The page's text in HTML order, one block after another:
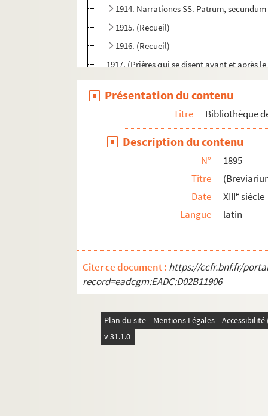
1914. Narrationes SS. Patrum,
1915. (Recueil)
1916. (Recueil)
1917. (Prières qui se disent avant et après
1918. Stella Clericorum
1919. (Recueil)
1920. Salomonis Proverbia, Sapientia et
1921. (Recueil)
1923. Expositio Beati Ieronymi in
1925. Magistri Johannis Beleth Summa
1927. Guillelmi Peraldi, Lugdunensis
1928. (Statuta ordinis Cisterciensis)
1929. (Recueil)
1931. (Recueil)
1932. S. Benedicti Regula
Présentation du contenu
Titre Bibliothèque
Description du contenu
N°
1895
Titre
Date
XIIIesiècle
Langue
latin
Citer ce document : https://ccfr.bnf.fr/
record=eadcgm:EADC:D02B11906
Plan du site Mentions Légales
v 31.1.0